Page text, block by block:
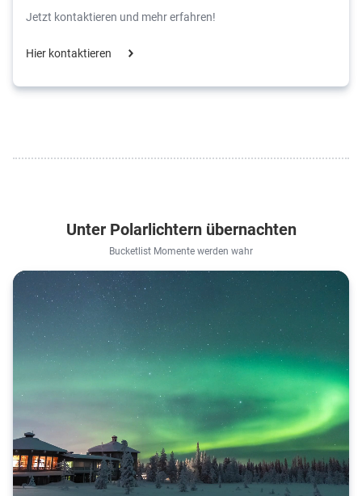
Jetzt kontaktieren und mehr erfahren!
Hier kontaktieren
Unter Polarlichtern übernachten
Bucketlist Momente werden wahr